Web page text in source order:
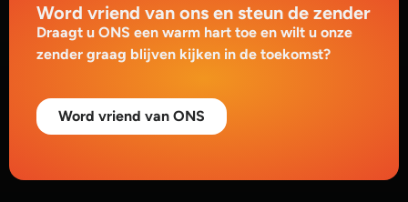
Word vriend van ons en steun de zender
Draagt u ONS een warm hart toe en wilt u onze
zender graag blijven kijken in de toekomst?
Word vriend van ONS